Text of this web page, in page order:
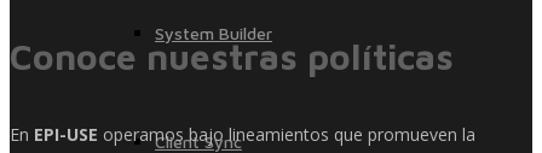
System Builder
Client Sync
Conoce nuestras políticas
En EPI-USE operamos bajo lineamientos que promueven la